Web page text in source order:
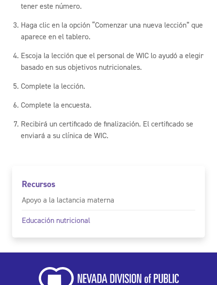
Recursos
Apoyo a la lactancia materna
Educación nutricional
tener este número.
Haga clic en la opción “Comenzar una nueva lección” que
aparece en el tablero.
Escoja la lección que el personal de WIC lo ayudó a elegir
basado en sus objetivos nutricionales.
Complete la lección.
Complete la encuesta.
Recibirá un certificado de finalización. El certificado se
enviará a su clínica de WIC.